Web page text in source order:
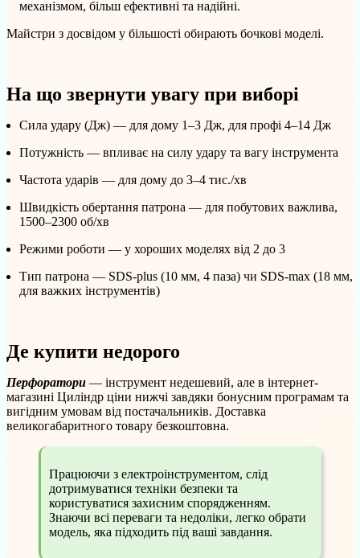
механізмом, більш ефективні та надійні.
Майстри з досвідом у більшості обирають бочкові моделі.
На що звернути увагу при виборі
Сила удару (Дж) — для дому 1–3 Дж, для профі 4–14 Дж
Потужність — впливає на силу удару та вагу інструмента
Частота ударів — для дому до 3–4 тис./хв
Швидкість обертання патрона — для побутових важлива,
1500–2300 об/хв
Режими роботи — у хороших моделях від 2 до 3
Тип патрона — SDS-plus (10 мм, 4 паза) чи SDS-max (18 мм,
для важких інструментів)
Де купити недорого
Перфоратори — інструмент недешевий, але в інтернет-
магазині Циліндр ціни нижчі завдяки бонусним програмам та
вигідним умовам від постачальників. Доставка
великогабаритного товару безкоштовна.
Працюючи з електроінструментом, слід
дотримуватися техніки безпеки та
користуватися захисним спорядженням.
Знаючи всі переваги та недоліки, легко обрати
модель, яка підходить під ваші завдання.